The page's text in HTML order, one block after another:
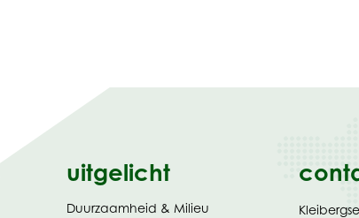
uitgelicht
Duurzaamheid & Milieu